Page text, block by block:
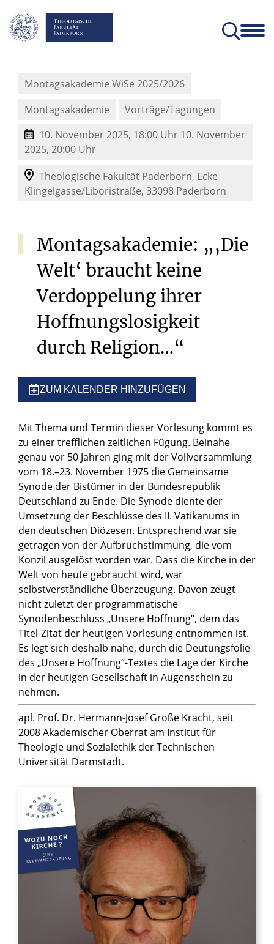
Montagsakademie WiSe 2025/2026
Montagsakademie
Vorträge/Tagungen
10. November 2025, 18:00 Uhr 10. November
2025, 20:00 Uhr
Theologische Fakultät Paderborn, Ecke
Klingelgasse/Liboristraße, 33098 Paderborn
Montagsakademie: „‚Die
Welt‘ brauchtkeine
Verdoppelung ihrer
Hoffnungslosigkeit
durch Religion…“
ZUM KALENDER HINZUFÜGEN
Mit Thema und Termin dieser Vorlesung kommt es
zu einer trefflichen zeitlichen Fügung. Beinahe
genau vor 50 Jahren ging mit der Vollversammlung
vom 18.–23. November 1975 die Gemeinsame
Synode der Bistümer in der Bundesrepublik
Deutschland zu Ende. Die Synode diente der
Umsetzung der Beschlüsse des II. Vatikanums in
den deutschen Diözesen. Entsprechend war sie
getragen von der Aufbruchstimmung, die vom
Konzil ausgelöst worden war. Dass die Kirche in der
Welt von heute gebraucht wird, war
selbstverständliche Überzeugung. Davon zeugt
nicht zuletzt der programmatische
Synodenbeschluss „Unsere Hoffnung“, dem das
Titel-Zitat der heutigen Vorlesung entnommen ist.
Es legt sich deshalb nahe, durch die Deutungsfolie
des „Unsere Hoffnung“-Textes die Lage der Kirche
in der heutigen Gesellschaft in Augenschein zu
nehmen.
apl. Prof. Dr. Hermann-Josef Große Kracht, seit
2008 Akademischer Oberrat am Institut für
Theologie und Sozialethik der Technischen
Universität Darmstadt.